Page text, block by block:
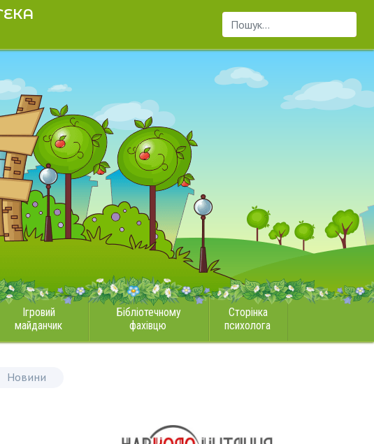
Пошук...
Ігровий
майданчик
Бібліотечному
фахівцю
Сторінка
психолога
Новини